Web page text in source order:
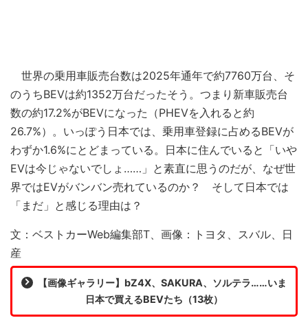
世界の乗用車販売台数は2025年通年で約7760万台、そ
のうちBEVは約1352万台だったそう。つまり新車販売台
数の約17.2%がBEVになった（PHEVを入れると約
26.7%）。いっぽう日本では、乗用車登録に占めるBEVが
わずか1.6%にとどまっている。日本に住んでいると「いや
EVは今じゃないでしょ……」と素直に思うのだが、なぜ世
界ではEVがバンバン売れているのか？ そして日本では
「まだ」と感じる理由は？
文：ベストカーWeb編集部T、画像：トヨタ、スバル、日
産
【画像ギャラリー】bZ4X、SAKURA、ソルテラ……いま
日本で買えるBEVたち（13枚）